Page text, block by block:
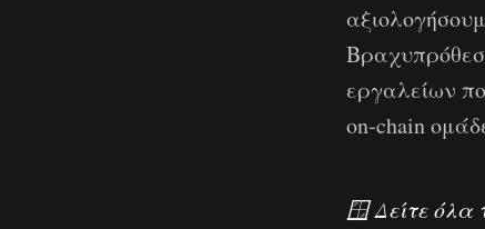
εργαλείων
on-chain
🪟 Δείτε